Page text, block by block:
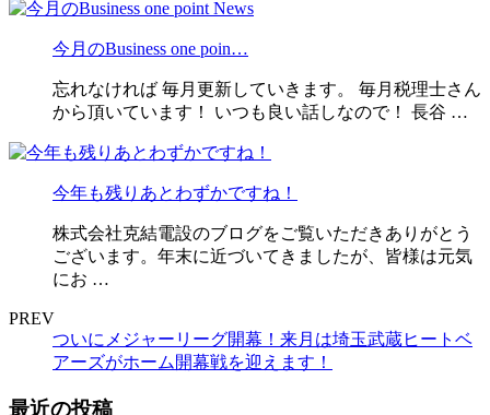
今月のBusiness one poin…
忘れなければ 毎月更新していきます。 毎月税理士さん
から頂いています！ いつも良い話しなので！ 長谷 …
今年も残りあとわずかですね！
株式会社克結電設のブログをご覧いただきありがとう
ございます。年末に近づいてきましたが、皆様は元気
にお …
PREV
ついにメジャーリーグ開幕！来月は埼玉武蔵ヒートベ
アーズがホーム開幕戦を迎えます！
最近の投稿